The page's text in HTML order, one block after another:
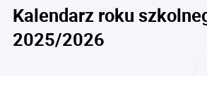
Kalendarz roku
2025/2026